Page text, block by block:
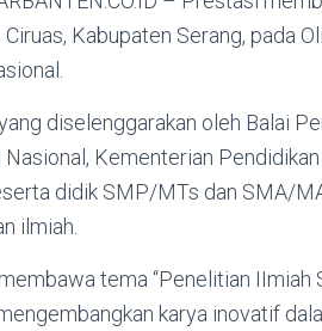
Kabupaten Serang, pada
diselenggarakan oleh Balai
Kementerian
didik SMP/MTs dan SMA/
ilmiah.
tema “Penelitian IImiah
karya inovatif